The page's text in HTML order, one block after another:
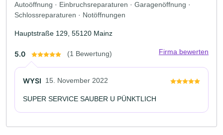
Autoöffnung · Einbruchsreparaturen · Garagenöffnung ·
Schlossreparaturen · Notöffnungen
Hauptstraße 129, 55120 Mainz
5.0 (1 Bewertung) Firma bewerten
WYSI 15. November 2022
SUPER SERVICE SAUBER U PÜNKTLICH